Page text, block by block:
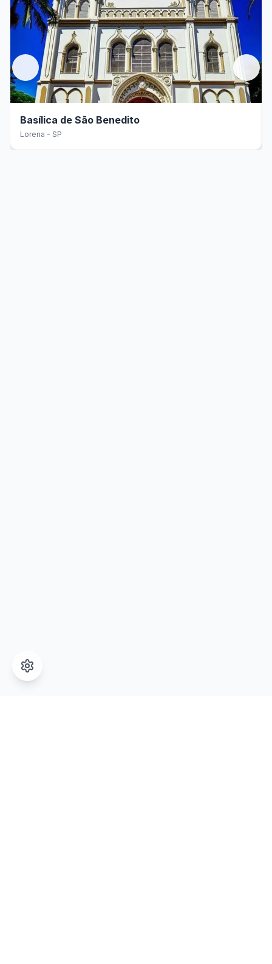
Basílica de São Benedito
Lorena - SP